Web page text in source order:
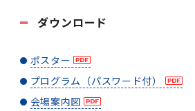
ダウンロード
ポスター
プログラム（パスワード付）
会場案内図